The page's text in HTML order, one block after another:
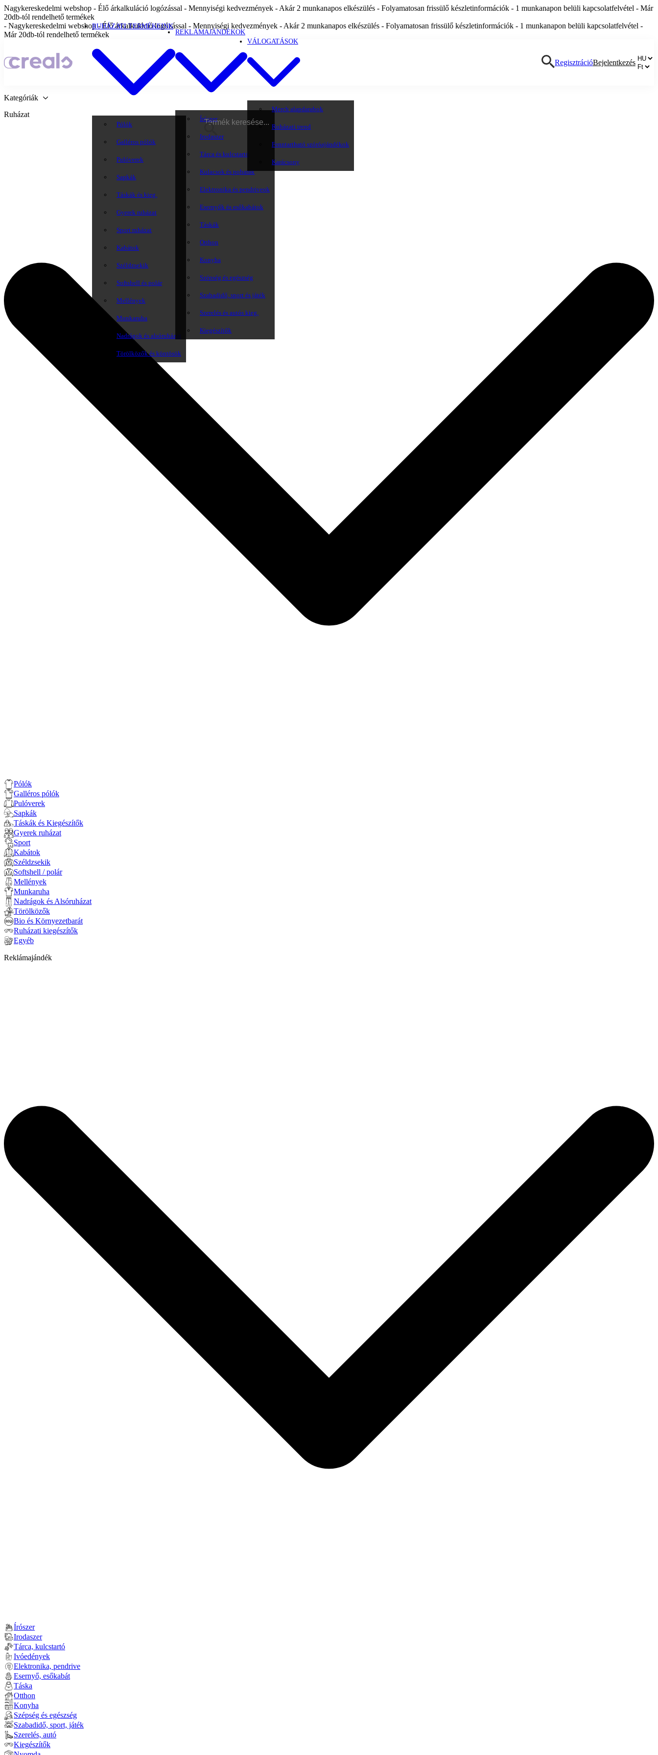
Nagykereskedelmi webshop - Élő árkalkuláció logózással - Mennyiségi kedvezmények - Akár 2 munkanapos elkészülés - Folyamatosan frissülő készletinformációk - 1 munkanapon belüli kapcsolatfelvétel - Már
20db-tól rendelhető termékek
- Nagykereskedelmi webshop - Élő árkalkuláció logózással - Mennyiségi kedvezmények - Akár 2 munkanapos elkészülés - Folyamatosan frissülő készletinformációk - 1 munkanapon belüli kapcsolatfelvétel -
Már 20db-tól rendelhető termékek
RUHÁZATI TERMÉKEINK
Pólók
Galléros pólók
Pulóverek
Sapkák
Táskák és kieg.
Gyerek ruházat
Sport ruházat
Kabátok
Széldzsekik
Softshell és polár
Mellények
Munkaruha
Nadrágok és alsóruházat
Törölközők és köntösök
REKLÁMAJÁNDÉKOK
Írószer
Irodaszer
Tárca és kulcstartó
Kulacsok és poharak
Elektronika és pendriveok
Esernyők és esőkabátok
Táskák
Otthon
Konyha
Szépség és egészség
Szabadidő, sport és játék
Szerelés és autós kieg.
Kiegészítők
VÁLOGATÁSOK
Merch alapdarabok
Ruházati trend
Fenntartható szóróajándékok
Karácsony
RegisztrációBejelentkezés
Kategóriák
Ruházat
Pólók
Galléros pólók
Pulóverek
Sapkák
Táskák és Kiegészítők
Gyerek ruházat
Sport
Kabátok
Széldzsekik
Softshell / polár
Mellények
Munkaruha
Nadrágok és Alsóruházat
Törölközők
Bio és Környezetbarát
Ruházati kiegészítők
Egyéb
Reklámajándék
Írószer
Irodaszer
Tárca, kulcstartó
Ivóedények
Elektronika, pendrive
Esernyő, esőkabát
Táska
Otthon
Konyha
Szépség és egészség
Szabadidő, sport, játék
Szerelés, autó
Kiegészítők